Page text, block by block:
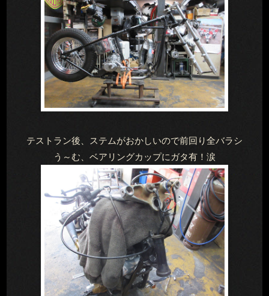
テストラン後、ステムがおかしいので前回り全バラシ
う～む、ベアリングカップにガタ有！涙